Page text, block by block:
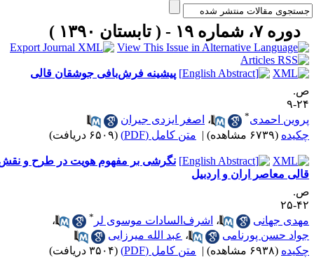
دوره ۷، شماره ۱۹ - ( تابستان ۱۳۹۰ )
پیشینه فرش‌بافی جوشقان قالی
۹
احمدی * ،اصغر ایزدی جیران
(۶۷۳۹ مشاهده) | متن کامل (PDF) (۶۵۰۹ دریافت)
نگرشی بر مفهوم هویت در طرح و نقش
معاصر اران و اردبیل
۲۵
جهانی
،اشرف‌السادات موسوی لر*
،
حسن پورنامی
،عبد الله میرزایی
(۶۹۳۸ مشاهده) | متن کامل (PDF) (۳۵۰۴ دریافت)